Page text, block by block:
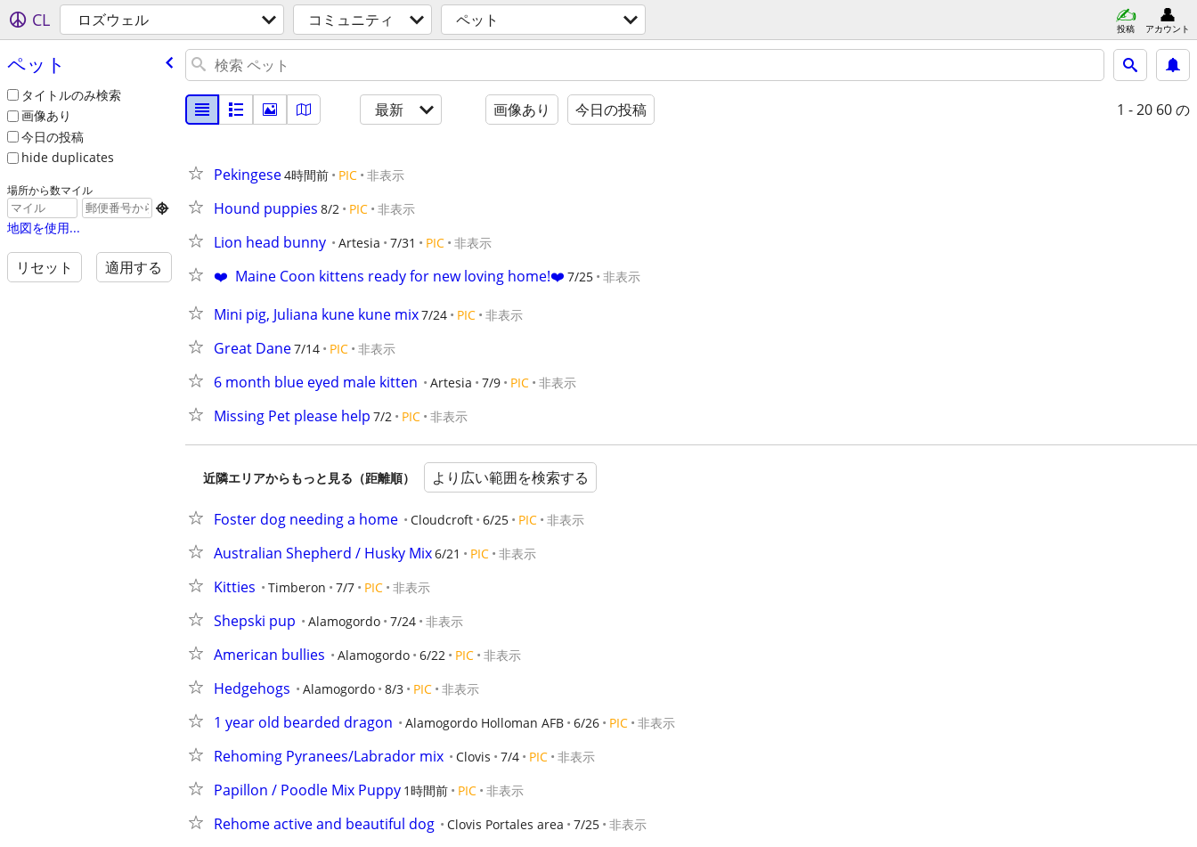
CL ロズウェル コミュニティ ペット 投稿 アカウント
ペット
タイトルのみ検索
画像あり
今日の投稿
hide duplicates
場所から数マイル

地図を使用...
リセット 適用する
最新 画像あり 今日の投稿 1 - 20 60 の
Pekingese4時間前 PIC 非表示
Hound puppies 8/2 PIC 非表示
Lion head bunny Artesia 7/31 PIC 非表示
❤️  Maine Coon kittens ready for new loving home!❤️ 7/25 非表示
Mini pig, Juliana kune kune mix7/24 PIC 非表示
Great Dane7/14 PIC 非表示
6 month blue eyed male kitten Artesia 7/9 PIC 非表示
Missing Pet please help 7/2 PIC 非表示
近隣エリアからもっと見る（距離順） より広い範囲を検索する
Foster dog needing a home Cloudcroft 6/25 PIC 非表示
Australian Shepherd / Husky Mix6/21 PIC 非表示
Kitties Timberon 7/7 PIC 非表示
Shepski pup Alamogordo 7/24 非表示
American bullies Alamogordo 6/22 PIC 非表示
Hedgehogs Alamogordo 8/3 PIC 非表示
1 year old bearded dragon Alamogordo Holloman AFB 6/26 PIC 非表示
Rehoming Pyranees/Labrador mix Clovis 7/4 PIC 非表示
Papillon / Poodle Mix Puppy 1時間前 PIC 非表示
Rehome active and beautiful dog Clovis Portales area 7/25 非表示